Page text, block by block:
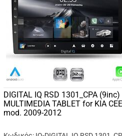
DIGITAL IQ RSD 1301_CPA (9inc)
MULTIMEDIA TABLET for KIA
mod. 2009-2012